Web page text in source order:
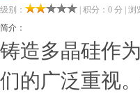
级别：
| 积分：0 分 |
简介：
铸造多晶硅作
们的广泛重视